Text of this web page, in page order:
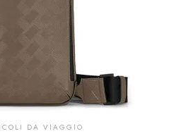
DA VIAGGIO